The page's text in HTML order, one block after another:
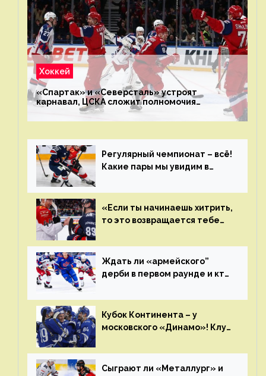
Хоккей
«Спартак» и «Северсталь» устроят
карнавал, ЦСКА сложит полномочия
чемпиона. Превью первого раунда плей-офф
на Западе
Регулярный чемпионат – всё!
Какие пары мы увидим в
«Если ты начинаешь хитрить,
то это возвращается тебе
Ждать ли «армейского”
дерби в первом раунде и кто
Главные интриги последнего
дня «регулярки” КХЛ
Кубок Континента – у
московского «Динамо»! Клуб
сезон
Сыграют ли «Металлург» и